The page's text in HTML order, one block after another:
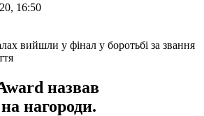
16:50
назвав
нагороди.